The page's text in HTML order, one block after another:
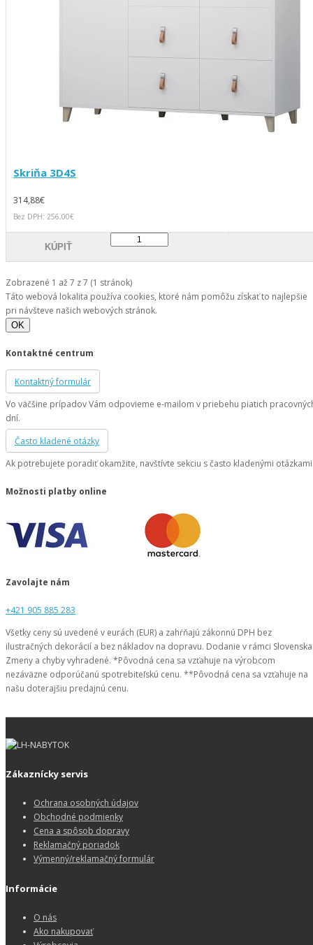
Skriňa 3D4S
314,88€
Bez DPH: 256,00€
KÚPIŤ
Zobrazené 1 až 7 z 7 (1 stránok)
Táto webová lokalita používa cookies, ktoré nám pomôžu získať to najlepšie
pri návšteve našich webových stránok.
OK
Kontaktné centrum
Kontaktný formulár
Vo väčšine prípadov Vám odpovieme e-mailom v priebehu piatich
dní.
Často kladené otázky
Ak potrebujete poradiť okamžite, navštívte sekciu s často kladenými
Možnosti platby online
Zavolajte nám
+421 905 885 283
Všetky ceny sú uvedené v eurách (EUR) a zahŕňajú zákonnú DPH bez
ilustračných dekorácií a bez nákladov na dopravu. Dodanie v rámci
Zmeny a chyby vyhradené. *Pôvodná cena sa vzťahuje na výrobcom
nezáväzne odporúčanú spotrebiteľskú cenu. **Pôvodná cena sa vzťahuje na
našu doterajšiu predajnú cenu.
Zákaznícky servis
Ochrana osobných údajov
Obchodné podmienky
Cena a spôsob dopravy
Reklamačný poriadok
Výmenný/reklamačný formulár
Informácie
O nás
Ako nakupovať